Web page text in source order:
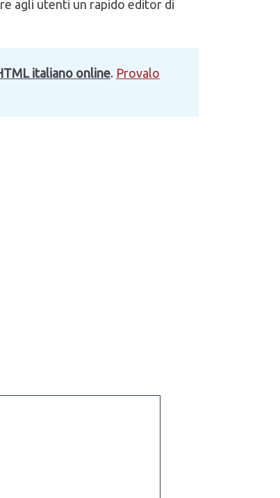
agli utenti un rapido editor di
italiano online. Provalo